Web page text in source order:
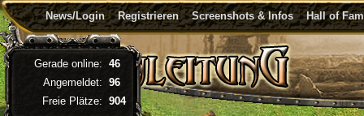
News/Login Registrieren Screenshots & Infos Hall of
Gerade online: 46
Angemeldet: 96
Freie Plätze: 904